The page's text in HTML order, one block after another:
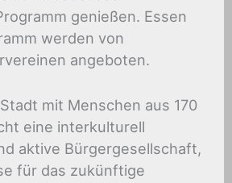
genießen. Essen
werden von
angeboten.
mit Menschen aus 170
eine interkulturell
aktive Bürgergesellschaft,
für das zukünftige